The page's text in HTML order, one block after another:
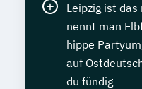
Leipzig ist
nennt man
hippe
auf
du fündig